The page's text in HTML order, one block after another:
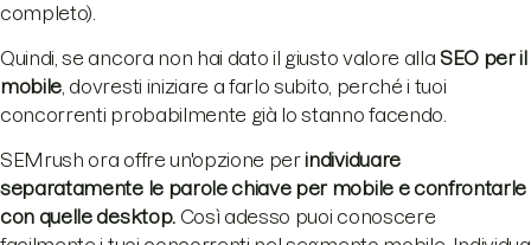
completo).
Quindi, se ancora non hai dato il giusto valore alla SEO per il
mobile , dovresti iniziare a farlo subito, perché i tuoi
concorrenti probabilmente già lo stanno facendo.
SEMrush ora offre un'opzione perindividuare
separatamente le parole chiave per mobile e confrontarle
con quelle desktop. Così adesso puoi conoscere